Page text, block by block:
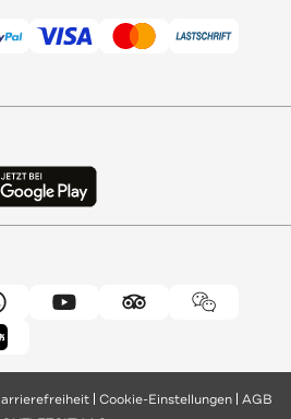
Cookie-Einstellungen AGB